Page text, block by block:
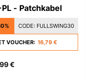
PL - Patchkabel
CODE: FULLSWING30
VOUCHER: 16,79 €
€